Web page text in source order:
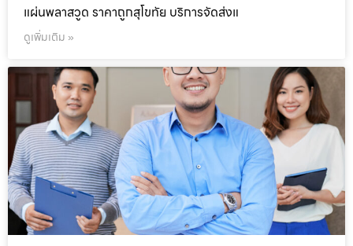
แผ่นพลาสวูด ราคาถูกสุโขทัย บริการจัดส่งแ
ดูเพิ่มเติม »